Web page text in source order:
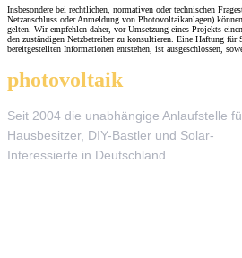
Insbesondere bei rechtlichen, normativen oder technischen
Netzanschluss oder Anmeldung von Photovoltaikanlagen)
gelten. Wir empfehlen daher, vor Umsetzung eines Projekts
den zuständigen Netzbetreiber zu konsultieren. Eine Haftung für
bereitgestellten Informationen entstehen, ist ausgeschlossen,
photovoltaik.info
Seit 2004 die unabhängige Anlaufstelle
Hausbesitzer, DIY-Bastler und Solar-
Interessierte in Deutschland.